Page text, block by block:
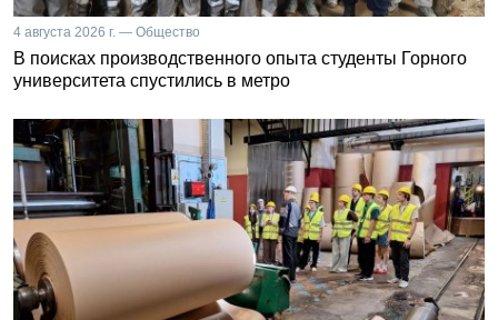
4 августа 2026 г. — Общество
В поисках производственного опыта студенты Горного
университета спустились в метро